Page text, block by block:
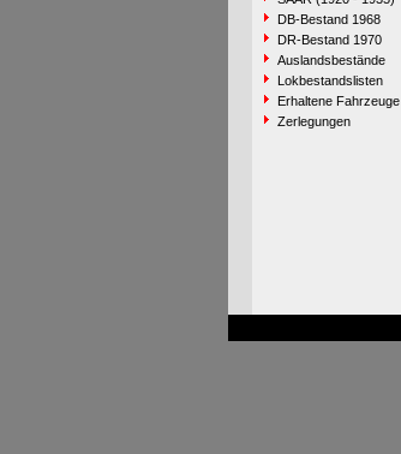
DB-Bestand 1968
DR-Bestand 1970
Auslandsbestände
Lokbestandslisten
Erhaltene Fahrzeuge
Zerlegungen